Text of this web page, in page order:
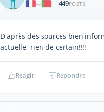
|
449POSTS
D'après des sources bien
actuelle, rien de certain!!!!
Réagir Répondre